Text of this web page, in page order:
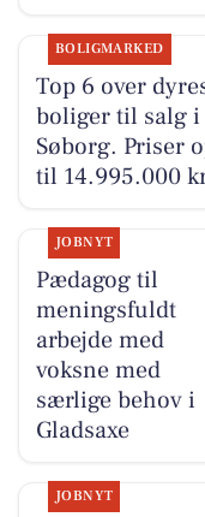
BOLIGMARKED
Top 6 over
boliger til salg i
Søborg. Priser
til 14.995.000
JOBNYT
Pædagog til
meningsfuldt
arbejde med
voksne med
særlige behov i
Gladsaxe
JOBNYT